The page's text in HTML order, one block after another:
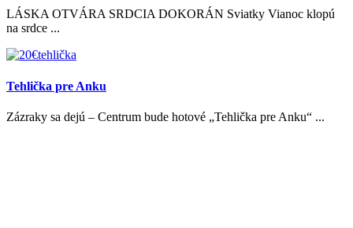
LÁSKA OTVÁRA SRDCIA DOKORÁN Sviatky Vianoc klopú
na srdce ...
Tehlička pre Anku
Zázraky sa dejú – Centrum bude hotové „Tehlička pre Anku“ ...